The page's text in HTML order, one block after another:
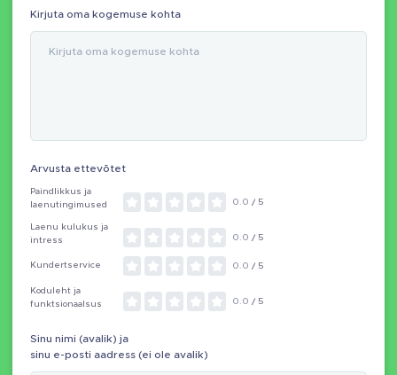
Kirjuta oma kogemuse kohta
Arvusta ettevõtet
Paindlikkus ja
laenutingimused
0.0 / 5
Laenu kulukus ja
intress
0.0 / 5
Kundertservice 0.0 / 5
Koduleht ja
funktsionaalsus
0.0 / 5
Sinu nimi (avalik) ja
sinu e-posti aadress (ei ole avalik)